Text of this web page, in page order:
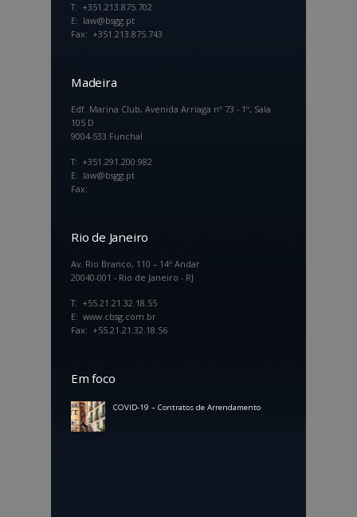
T: +351.213.875.702
E: law@bsgg.pt
Fax: +351.213.875.743
Madeira
Edf. Marina Club, Avenida Arriaga nº 73 - 1º, Sala
105 D
9004-533 Funchal
T: +351.291.200.982
E: law@bsgg.pt
Fax:
Rio de Janeiro
Av. Rio Branco, 110 – 14º Andar
20040-001 - Rio de Janeiro - RJ
T: +55.21.21.32.18.55
E: www.cbsg.com.br
Fax: +55.21.21.32.18.56
Em foco
COVID-19 – Contratos de Arrendamento